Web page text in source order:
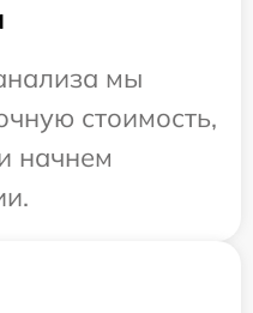
мы
стоимость,
начнем